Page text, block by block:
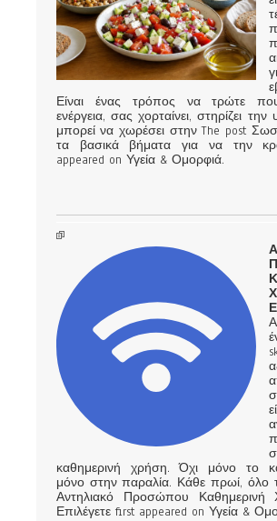
Είναι ένας τρόπος να τρώτε
ενέργεια, σας χορταίνει, στηρίζει την
μπορεί να χωρέσει στην The post
τα βασικά βήματα για να την
appeared on Υγεία & Ομορφιά.
καθημερινή χρήση. Όχι μόνο το
μόνο στην παραλία. Κάθε πρωί, όλο
Αντηλιακό Προσώπου
Επιλέγετε first appeared on Υγεία &